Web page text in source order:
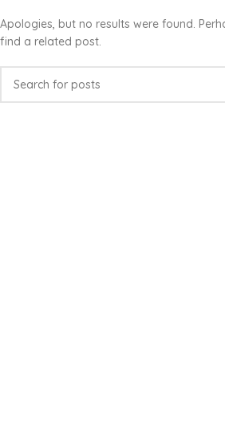
Apologies, but no results were found.
find a related post.